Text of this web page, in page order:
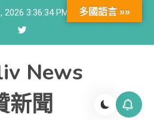
2026 3:36:34 PM
News
新聞
多國語言 »»